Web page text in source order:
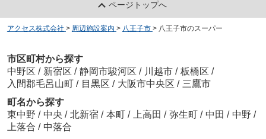
ページトップへ
アクセス株式会社 > 周辺施設案内 > 八王子市 > 八王子市のスーパー
市区町村から探す
中野区 / 新宿区 / 静岡市駿河区 / 川越市 / 板橋区 /
入間郡毛呂山町 / 目黒区 / 大阪市中央区 / 三鷹市
町名から探す
東中野 / 中央 / 北新宿 / 本町 / 上高田 / 弥生町 / 中田 / 中野 /
上落合 / 中落合